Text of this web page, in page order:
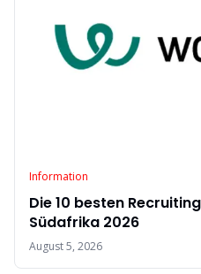
Information
Die 10 besten
Südafrika 2026
August 5, 2026